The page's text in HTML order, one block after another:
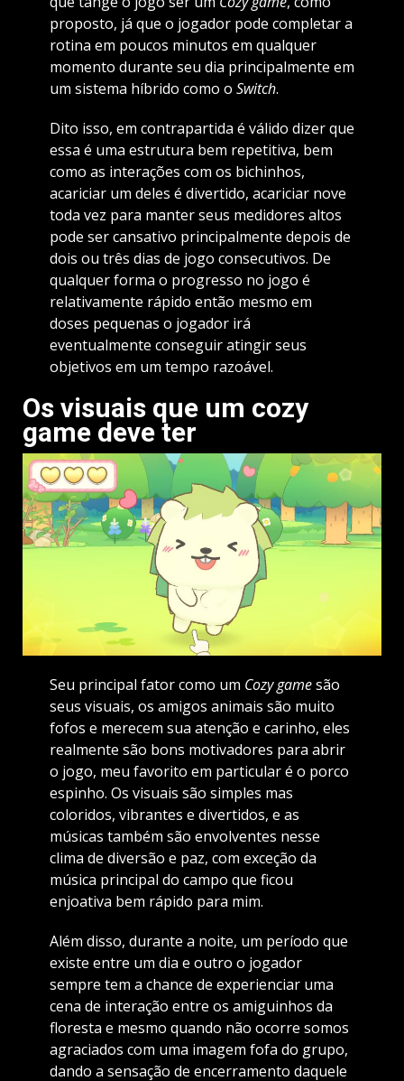
proposto, já que o jogador pode completar a
rotina em poucos minutos em qualquer
momento durante seu dia principalmente em
um sistema híbrido como o Switch.
Dito isso, em contrapartida é válido dizer que
essa é uma estrutura bem repetitiva, bem
como as interações com os bichinhos,
acariciar um deles é divertido, acariciar nove
toda vez para manter seus medidores altos
pode ser cansativo principalmente depois de
dois ou três dias de jogo consecutivos. De
qualquer forma o progresso no jogo é
relativamente rápido então mesmo em
doses pequenas o jogador irá
eventualmente conseguir atingir seus
objetivos em um tempo razoável.
Os visuais que um cozy
game deve ter
Seu principal fator como um Cozy gamesão
seus visuais, os amigos animais são muito
fofos e merecem sua atenção e carinho, eles
realmente são bons motivadores para abrir
o jogo, meu favorito em particular é o porco
espinho. Os visuais são simples mas
coloridos, vibrantes e divertidos, e as
músicas também são envolventes nesse
clima de diversão e paz, com exceção da
música principal do campo que ficou
enjoativa bem rápido para mim.
Além disso, durante a noite, um período que
existe entre um dia e outro o jogador
sempre tem a chance de experienciar uma
cena de interação entre os amiguinhos da
floresta e mesmo quando não ocorre somos
agraciados com uma imagem fofa do grupo,
dando a sensação de encerramento daquele